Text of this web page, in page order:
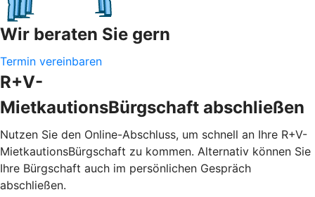
Wir beraten Sie gern
Termin vereinbaren
R+V-
MietkautionsBürgschaft abschließen
Nutzen Sie den Online-Abschluss, um schnell an Ihre R+V-
MietkautionsBürgschaft zu kommen. Alternativ können Sie
Ihre Bürgschaft auch im persönlichen Gespräch
abschließen.